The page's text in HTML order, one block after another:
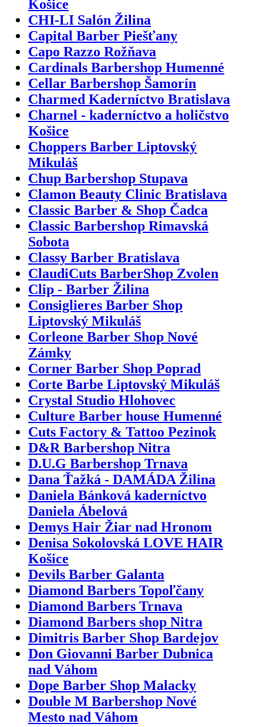
Košice
CHI-LI Salón Žilina
Capital Barber Piešťany
Capo Razzo Rožňava
Cardinals Barbershop Humenné
Cellar Barbershop Šamorín
Charmed Kaderníctvo Bratislava
Charnel - kaderníctvo a holičstvo
Košice
Choppers Barber Liptovský
Mikuláš
Chup Barbershop Stupava
Clamon Beauty Clinic Bratislava
Classic Barber & Shop Čadca
Classic Barbershop Rimavská
Sobota
Classy Barber Bratislava
ClaudiCuts BarberShop Zvolen
Clip - Barber Žilina
Consiglieres Barber Shop
Liptovský Mikuláš
Corleone Barber Shop Nové
Zámky
Corner Barber Shop Poprad
Corte Barbe Liptovský Mikuláš
Crystal Studio Hlohovec
Culture Barber house Humenné
Cuts Factory & Tattoo Pezinok
D&R Barbershop Nitra
D.U.G Barbershop Trnava
Dana Ťažká - DAMÁDA Žilina
Daniela Bánková kaderníctvo
Daniela Ábelová
Demys Hair Žiar nad Hronom
Denisa Sokolovská LOVE HAIR
Košice
Devils Barber Galanta
Diamond Barbers Topoľčany
Diamond Barbers Trnava
Diamond Barbers shop Nitra
Dimitris Barber Shop Bardejov
Don Giovanni Barber Dubnica
nad Váhom
Dope Barber Shop Malacky
Double M Barbershop Nové
Mesto nad Váhom